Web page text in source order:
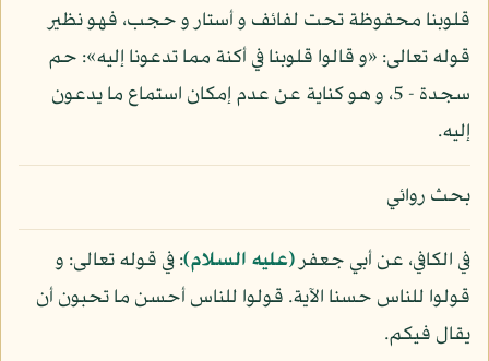
قلوبنا محفوظة تحت لفائف و أستار و حجب، فهو نظير
قوله تعالى: «و قالوا قلوبنا في أكنة مما تدعونا إليه»: حم
سجدة - 5، و هو كناية عن عدم إمكان استماع ما يدعون
إليه.
بحث روائي
في الكافي، عن أبي جعفر(عليه السلام): في قوله تعالى: و
قولوا للناس حسنا الآية. قولوا للناس أحسن ما تحبون أن
يقال فيكم.